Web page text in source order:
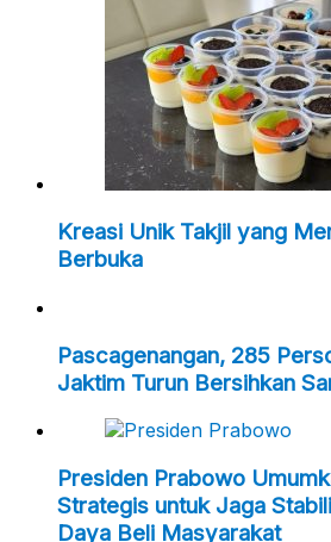
Kreasi Unik Takjil yang
Berbuka
Pascagenangan, 285
Jaktim Turun Bersihkan
Presiden Prabowo
Strategis untuk Jaga
Daya Beli Masyarakat